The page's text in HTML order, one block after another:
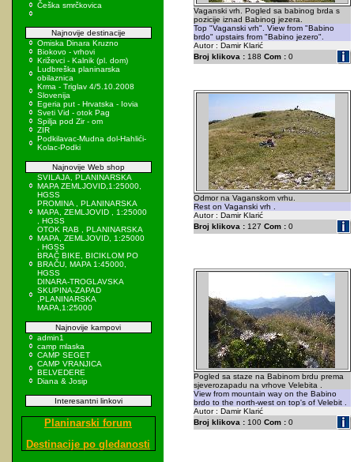
Češka smrčkovica
Najnovije destinacije
Omiska Dinara Kruzno
Biokovo - vrhovi
Križevci - Kalnik (pl. dom)
Ludbreška planinarska
obilaznica
Krma - Triglav 4/5.10.2008
Slovenija
Egeria put - Hrvatska - Iovia
Sveti Vid - otok Pag
Spilja pod Zir - om
ZIR
Podkilavac-Mudna dol-Hahlići-
Kolac-Podki
Najnovije Web shop
SVILAJA, PLANINARSKA
MAPA ZEMLJOVID,1:25000,
HGSS
PROMINA , PLANINARSKA
MAPA, ZEMLJOVID , 1:25000
, HGSS
OTOK RAB , PLANINARSKA
MAPA, ZEMLJOVID, 1:25000
, HGSS
BRAČ BIKE, BICIKLOM PO
BRAČU, MAPA 1:45000,
HGSS
DINARA-TROGLAVSKA
SKUPINA-ZAPAD
,PLANINARSKA
MAPA,1:25000
Najnovije kampovi
admin1
camp mlaska
CAMP SEGET
CAMP VRANJICA
BELVEDERE
Diana & Josip
Interesantni linkovi
Planinarski forum
Destinacije po gledanosti
Vaganski vrh. Pogled sa babinog brda s
pozicije iznad Babinog jezera.
Top "Vaganski vrh". View from "Babino
brdo" upstairs from "Babino jezero".
Autor : Damir Klarić
Broj klikova :188 Com :0
Odmor na Vaganskom vrhu.
Rest on Vaganski vrh .
Autor : Damir Klarić
Broj klikova :127 Com :0
Pogled sa staze na Babinom brdu prema
sjeverozapadu na vrhove Velebita .
View from mountain way on the Babino
brdo to the north-west on top's of Velebit .
Autor : Damir Klarić
Broj klikova :100 Com :0